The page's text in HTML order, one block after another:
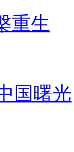
重生
国曙光